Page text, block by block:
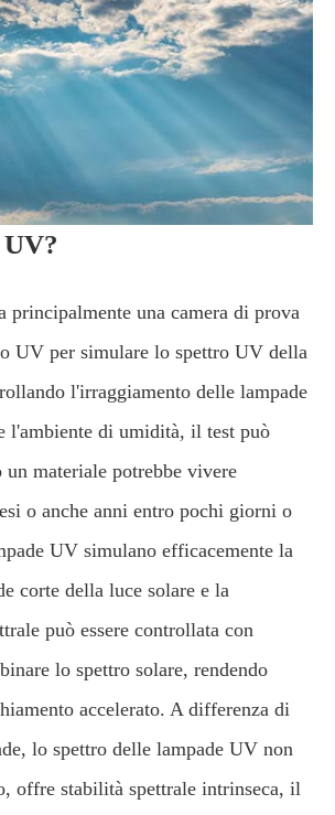
una camera di prova
UV per simulare lo spettro UV della
l'irraggiamento delle lampade
l'ambiente di umidità, il test può
materiale potrebbe vivere
o anche anni entro pochi giorni o
UV simulano efficacemente la
corte della luce solare e la
può essere controllata con
lo spettro solare, rendendo
accelerato. A differenza di
lo spettro delle lampade UV non
offre stabilità spettrale intrinseca, il